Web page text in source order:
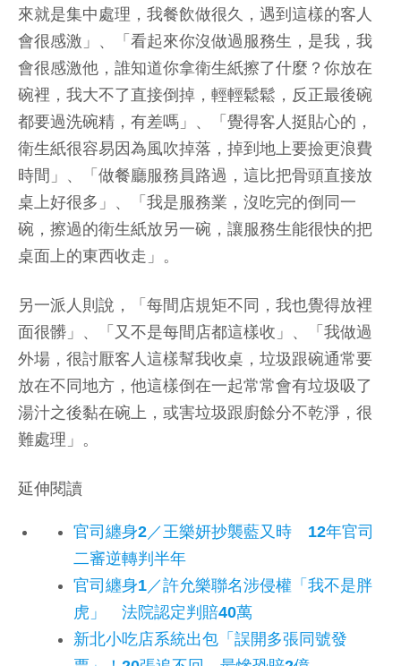
來就是集中處理，我餐飲做很久，遇到這樣的客人
會很感激」、「看起來你沒做過服務生，是我，我
會很感激他，誰知道你拿衛生紙擦了什麼？你放在
碗裡，我大不了直接倒掉，輕輕鬆鬆，反正最後碗
都要過洗碗精，有差嗎」、「覺得客人挺貼心的，
衛生紙很容易因為風吹掉落，掉到地上要撿更浪費
時間」、「做餐廳服務員路過，這比把骨頭直接放
桌上好很多」、「我是服務業，沒吃完的倒同一
碗，擦過的衛生紙放另一碗，讓服務生能很快的把
桌面上的東西收走」。
另一派人則說，「每間店規矩不同，我也覺得放裡
面很髒」、「又不是每間店都這樣收」、「我做過
外場，很討厭客人這樣幫我收桌，垃圾跟碗通常要
放在不同地方，他這樣倒在一起常常會有垃圾吸了
湯汁之後黏在碗上，或害垃圾跟廚餘分不乾淨，很
難處理」。
延伸閱讀
官司纏身2／王樂妍抄襲藍又時 12年官司
二審逆轉判半年
官司纏身1／許允樂聯名涉侵權「我不是胖
虎」 法院認定判賠40萬
新北小吃店系統出包「誤開多張同號發